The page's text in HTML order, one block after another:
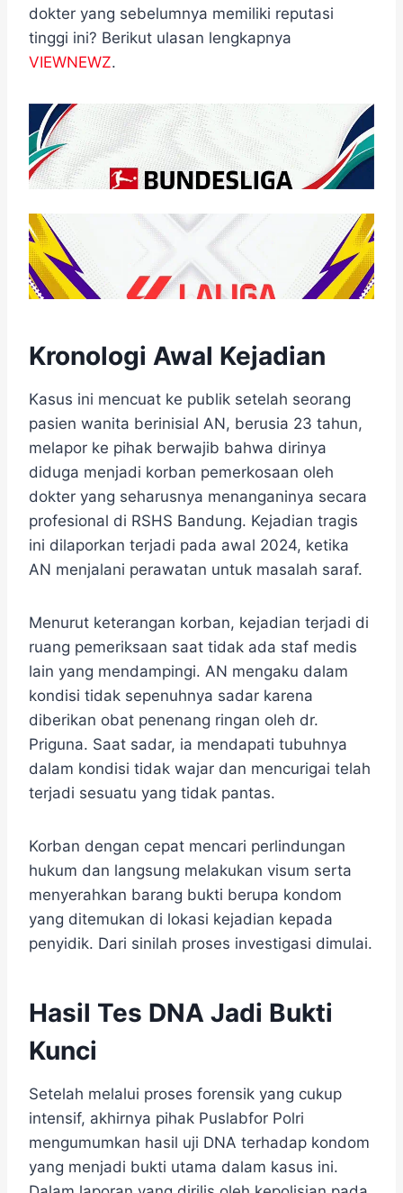
dokter yang sebelumnya memiliki reputasi
tinggi ini? Berikut ulasan lengkapnya
VIEWNEWZ.
Kronologi Awal Kejadian
Kasus ini mencuat ke publik setelah seorang
pasien wanita berinisial AN, berusia 23 tahun,
melapor ke pihak berwajib bahwa dirinya
diduga menjadi korban pemerkosaan oleh
dokter yang seharusnya menanganinya secara
profesional di RSHS Bandung. Kejadian tragis
ini dilaporkan terjadi pada awal 2024, ketika
AN menjalani perawatan untuk masalah saraf.
Menurut keterangan korban, kejadian terjadi di
ruang pemeriksaan saat tidak ada staf medis
lain yang mendampingi. AN mengaku dalam
kondisi tidak sepenuhnya sadar karena
diberikan obat penenang ringan oleh dr.
Priguna. Saat sadar, ia mendapati tubuhnya
dalam kondisi tidak wajar dan mencurigai telah
terjadi sesuatu yang tidak pantas.
Korban dengan cepat mencari perlindungan
hukum dan langsung melakukan visum serta
menyerahkan barang bukti berupa kondom
yang ditemukan di lokasi kejadian kepada
penyidik. Dari sinilah proses investigasi dimulai.
Hasil Tes DNA Jadi Bukti
Kunci
Setelah melalui proses forensik yang cukup
intensif, akhirnya pihak Puslabfor Polri
mengumumkan hasil uji DNA terhadap kondom
yang menjadi bukti utama dalam kasus ini.